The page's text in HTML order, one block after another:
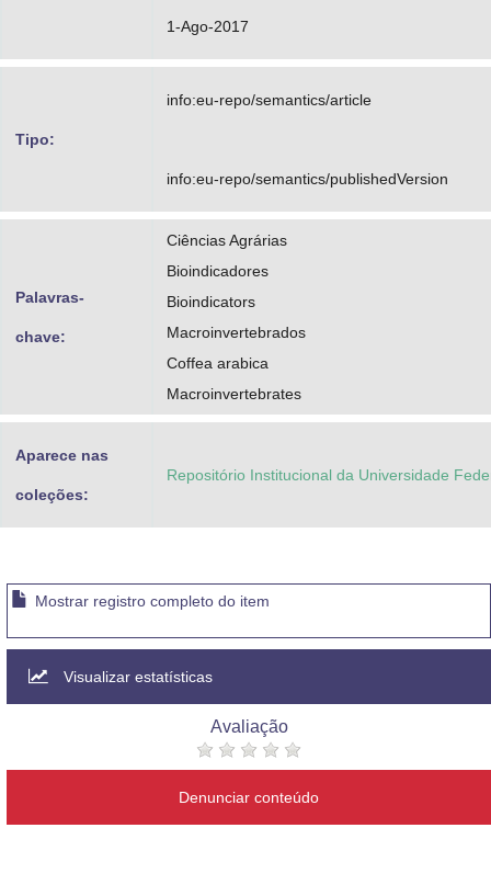
1-Ago-2017
Tipo:
info:eu-repo/semantics/article
info:eu-repo/semantics/publishedVersion
Palavras-
chave:
Ciências Agrárias
Bioindicadores
Bioindicators
Macroinvertebrados
Coffea arabica
Macroinvertebrates
Aparece nas
coleções:
Repositório Institucional da Universidade
Mostrar registro completo do item
Visualizar estatísticas
Avaliação
Denunciar conteúdo